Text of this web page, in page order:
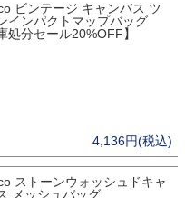
ビンテージ キャンバス ツ
インパクトマップバッグ
処分セール20%OFF】
4,136円(税込)
ストーンウォッシュドキャ
メッシュバッグ